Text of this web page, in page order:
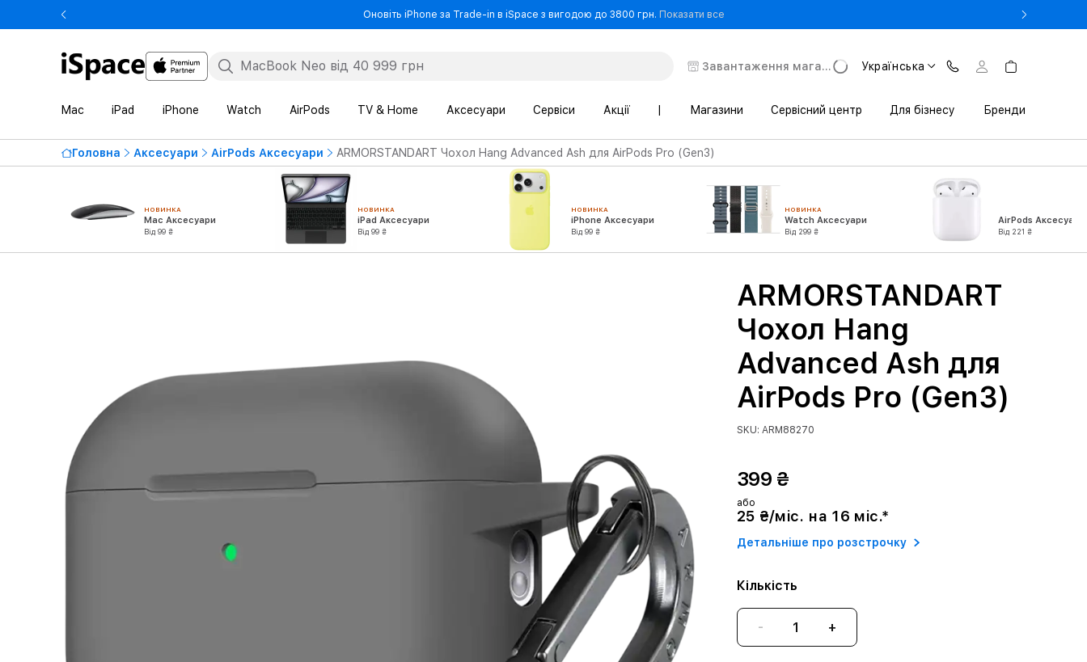
Оновіть iPhone за Trade-in в iSpace з вигодою до 3800 грн. Показати все- Оновіть iPhone за Trade-in в iSpace з вигодою до 3800 грн.
Завантаження магазину Українська
Mac iPad iPhone Watch AirPods TV & Home Аксесуари Сервіси Акції Магазини Сервісний центр Для бізнесу Бренди
Головна Аксесуари AirPods Аксесуари ARMORSTANDART Чохол Hang Advanced Ash для AirPods Pro (Gen3)
НОВИНКА
Mac Аксесуари
Від 99 ₴
НОВИНКА
iPad Аксесуари
Від 99 ₴
НОВИНКА
iPhone Аксесуари
Від 99 ₴
НОВИНКА
Watch Аксесуари
Від 299 ₴
AirPods Аксесуари
Від 221 ₴
ARMORSTANDART
Чохол Hang
Advanced Ash для
AirPods Pro (Gen3)
SKU: ARM88270
399 ₴
або
25 ₴/міс. на 16 міс.*
Детальніше про розстрочку
Кількість
- +